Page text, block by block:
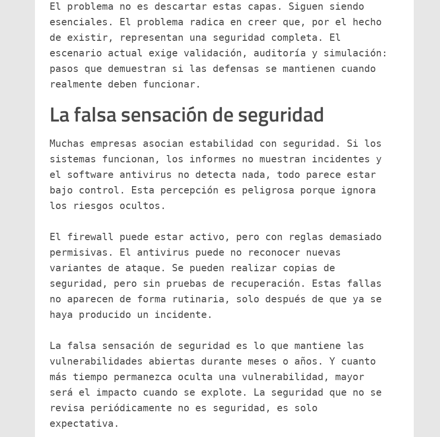
El problema no es descartar estas capas. Siguen siendo
esenciales. El problema radica en creer que, por el hecho
de existir, representan una seguridad completa. El
escenario actual exige validación, auditoría y simulación:
pasos que demuestran si las defensas se mantienen cuando
realmente deben funcionar.
La falsa sensación de seguridad
Muchas empresas asocian estabilidad con seguridad. Si los
sistemas funcionan, los informes no muestran incidentes y
el software antivirus no detecta nada, todo parece estar
bajo control. Esta percepción es peligrosa porque ignora
los riesgos ocultos.
El firewall puede estar activo, pero con reglas demasiado
permisivas. El antivirus puede no reconocer nuevas
variantes de ataque. Se pueden realizar copias de
seguridad, pero sin pruebas de recuperación. Estas fallas
no aparecen de forma rutinaria, solo después de que ya se
haya producido un incidente.
La falsa sensación de seguridad es lo que mantiene las
vulnerabilidades abiertas durante meses o años. Y cuanto
más tiempo permanezca oculta una vulnerabilidad, mayor
será el impacto cuando se explote. La seguridad que no se
revisa periódicamente no es seguridad, es solo
expectativa.